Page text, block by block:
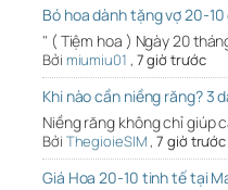
Bó hoa dành tặng vợ 20-
" ( Tiệm hoa ) Ngày 20
Bởi miumiu01 , 7 giờ trước
Khi nào cần niềng răng? 3
Niềng răng không chỉ giúp
Bởi ThegioieSIM,7 giờ trước
Giá Hoa 20-10 tinh tế tại